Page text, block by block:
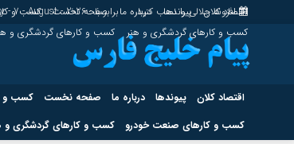
افزونه جلالی را نصب کنید. برابر با : Friday - 7 - August - 2026 اقتصاد کلان پیوندها درباره ما صفحه نخست کسب و
کسب و کارهای گردشگری و هنر
کسب و کارهای گردشگری و
اقتصاد کلان پیوندها درباره ما صفحه نخست کسب و
کسب و کارهای صنعت خودرو
کسب و کارهای گردشگری و